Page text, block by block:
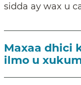
sidda ay wax u
Maxaa dhici
ilmo u